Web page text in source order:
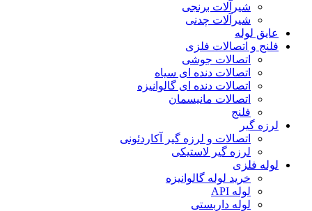
شیرآلات برنجی
شیرآلات چدنی
عایق لوله
فلنج و اتصالات فلزی
اتصالات جوشی
اتصالات دنده ای سیاه
اتصالات دنده ای گالوانیزه
اتصالات مانیسمان
فلنج
لرزه گیر
اتصالات و لرزه گیر آکاردئونی
لرزه گیر لاستیکی
لوله فلزی
خرید لوله گالوانیزه
لوله API
لوله داربستی